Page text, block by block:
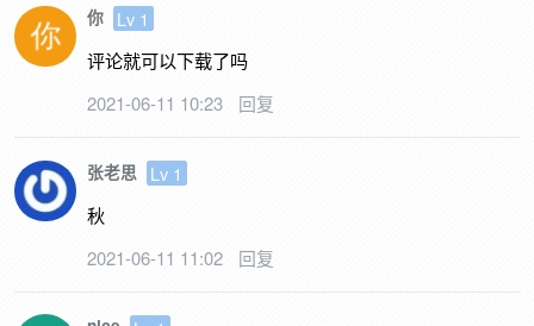
你
Lv 1
评论就可以下载了吗
2021-06-11 10:23
回复
张老思
Lv 1
秋
2021-06-11 11:02
回复